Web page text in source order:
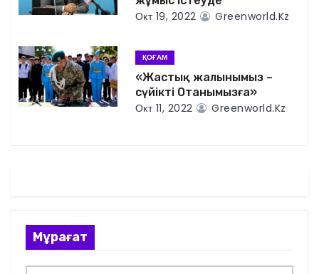
п
о
з
а
я
м
Окт 19, 2022 Greenworld.kz
ҚОҒАМ
«Жастық жалынымыз –
сүйікті Отанымызға»
Окт 11, 2022 Greenworld.kz
Мұрағат